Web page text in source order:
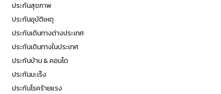
ประกันสุขภาพ
ประกันอุบัติเหตุ
ประกันเดินทางต่างประเทศ
ประกันเดินทางในประเทศ
ประกันบ้าน & คอนโด
ประกันมะเร็ง
ประกันโรคร้ายแรง